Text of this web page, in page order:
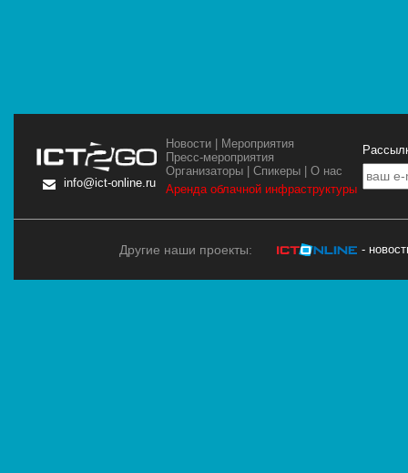
info@ict-online.ru
Новости | Мероприятия
Пресс-мероприятия
Организаторы |Спикеры |О нас
Аренда облачной инфраструктуры
Другие наши проекты: -